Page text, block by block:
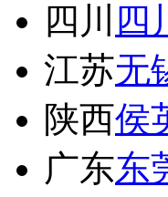
四川 四
江苏无
陕西侯
广东东